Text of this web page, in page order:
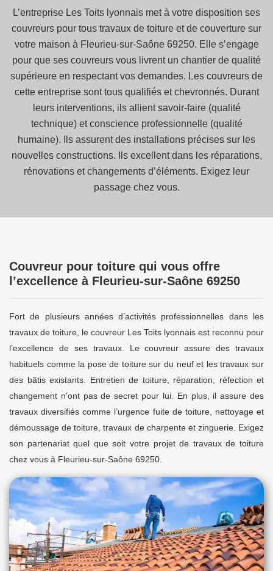
L’entreprise Les Toits lyonnais met à votre disposition ses
couvreurs pour tous travaux de toiture et de couverture sur
votre maison à Fleurieu-sur-Saône 69250. Elle s’engage
pour que ses couvreurs vous livrent un chantier de qualité
supérieure en respectant vos demandes. Les couvreurs de
cette entreprise sont tous qualifiés et chevronnés. Durant
leurs interventions, ils allient savoir-faire (qualité
technique) et conscience professionnelle (qualité
humaine). Ils assurent des installations précises sur les
nouvelles constructions. Ils excellent dans les réparations,
rénovations et changements d’éléments. Exigez leur
passage chez vous.
Couvreur pour toiture qui vous offre
l’excellence à Fleurieu-sur-Saône 69250
Fort de plusieurs années d’activités professionnelles dans les
travaux de toiture, le couvreur Les Toits lyonnais est reconnu pour
l’excellence de ses travaux. Le couvreur assure des travaux
habituels comme la pose de toiture sur du neuf et les travaux sur
des bâtis existants. Entretien de toiture, réparation, réfection et
changement n’ont pas de secret pour lui. En plus, il assure des
travaux diversifiés comme l’urgence fuite de toiture, nettoyage et
démoussage de toiture, travaux de charpente et zinguerie. Exigez
son partenariat quel que soit votre projet de travaux de toiture
chez vous à Fleurieu-sur-Saône 69250.